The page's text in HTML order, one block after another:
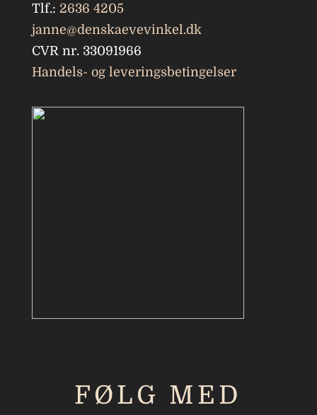
Tlf.: 2636 4205
janne@denskaevevinkel.dk
CVR nr. 33091966
Handels- og leveringsbetingelser
FØLG MED